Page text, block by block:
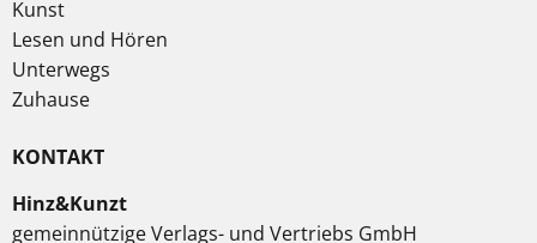
Kunst
Lesen und Hören
Unterwegs
Zuhause
KONTAKT
Hinz&Kunzt
gemeinnützige Verlags- und Vertriebs GmbH